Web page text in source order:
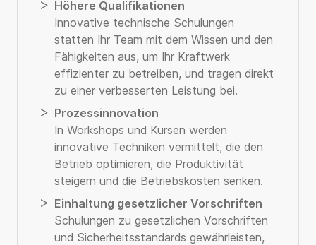
Höhere Qualifikationen
Innovative technische Schulungen
statten Ihr Team mit dem Wissen und den
Fähigkeiten aus, um Ihr Kraftwerk
effizienter zu betreiben, und tragen direkt
zu einer verbesserten Leistung bei.
Prozessinnovation
In Workshops und Kursen werden
innovative Techniken vermittelt, die den
Betrieb optimieren, die Produktivität
steigern und die Betriebskosten senken.
Einhaltung gesetzlicher Vorschriften
Schulungen zu gesetzlichen Vorschriften
und Sicherheitsstandards gewährleisten,